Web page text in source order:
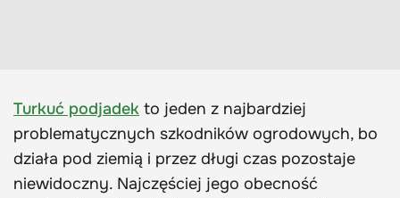
Turkuć podjadek to jeden z najbardziej
problematycznych szkodników ogrodowych, bo
działa pod ziemią i przez długi czas pozostaje
niewidoczny. Najczęściej jego obecność